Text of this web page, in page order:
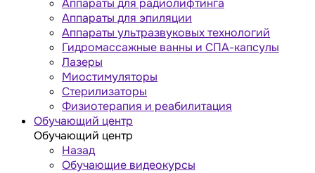
Аппараты для радиолифтинга
Аппараты для эпиляции
Аппараты ультразвуковых технологий
Гидромассажные ванны и СПА-капсулы
Лазеры
Миостимуляторы
Стерилизаторы
Физиотерапия и реабилитация
Обучающий центр
Обучающий центр
Назад
Обучающие видеокурсы